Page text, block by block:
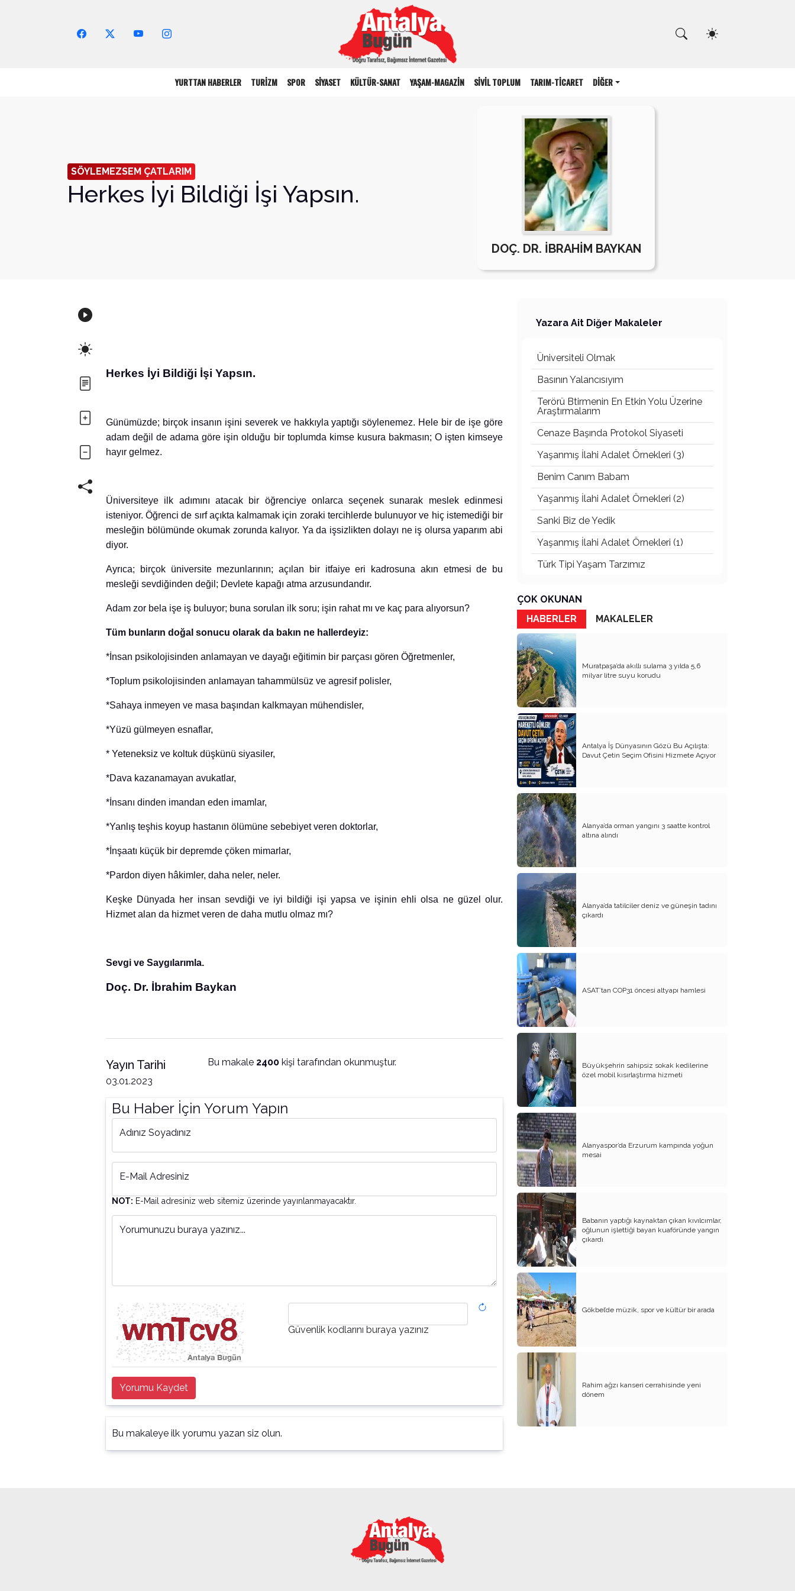
YURTTAN HABERLER TURİZM SPOR SİYASET KÜLTÜR-SANAT YAŞAM-MAGAZİN SİVİL TOPLUM TARIM-TİCARET DİĞER
SÖYLEMEZSEM ÇATLARIM
Herkes İyi Bildiği İşi Yapsın.
DOÇ. DR. İBRAHİM BAYKAN
Herkes İyi Bildiği İşi Yapsın.
Günümüzde; birçok insanın işini severek ve hakkıyla yaptığı söylenemez. Hele bir de işe göre
adam değil de adama göre işin olduğu bir toplumda kimse kusura bakmasın; O işten kimseye
hayır gelmez.
Üniversiteye ilk adımını atacak bir öğrenciye onlarca seçenek sunarak meslek edinmesi
isteniyor. Öğrenci de sırf açıkta kalmamak için zoraki tercihlerde bulunuyor ve hiç istemediği bir
mesleğin bölümünde okumak zorunda kalıyor. Ya da işsizlikten dolayı ne iş olursa yaparım abi
diyor.
Ayrıca; birçok üniversite mezunlarının; açılan bir itfaiye eri kadrosuna akın etmesi de bu
mesleği sevdiğinden değil; Devlete kapağı atma arzusundandır.
Adam zor bela işe iş buluyor; buna sorulan ilk soru; işin rahat mı ve kaç para alıyorsun?
Tüm bunların doğal sonucu olarak da bakın ne hallerdeyiz:
*İnsan psikolojisinden anlamayan ve dayağı eğitimin bir parçası gören Öğretmenler,
*Toplum psikolojisinden anlamayan tahammülsüz ve agresif polisler,
*Sahaya inmeyen ve masa başından kalkmayan mühendisler,
*Yüzü gülmeyen esnaflar,
* Yeteneksiz ve koltuk düşkünü siyasiler,
*Dava kazanamayan avukatlar,
*İnsanı dinden imandan eden imamlar,
*Yanlış teşhis koyup hastanın ölümüne sebebiyet veren doktorlar,
*İnşaatı küçük bir depremde çöken mimarlar,
*Pardon diyen hâkimler, daha neler, neler.
Keşke Dünyada her insan sevdiği ve iyi bildiği işi yapsa ve işinin ehli olsa ne güzel olur.
Hizmet alan da hizmet veren de daha mutlu olmaz mı?
Sevgi ve Saygılarımla.
Doç. Dr. İbrahim Baykan
Yayın Tarihi
03.01.2023
Bu makale 2400kişi tarafından okunmuştur.
Bu Haber İçin Yorum Yapın
Adınız Soyadınız
E-Mail Adresiniz
NOT: E-Mail adresiniz web sitemiz üzerinde yayınlanmayacaktır.
Yorumunuzu buraya yazınız...
Güvenlik kodlarını buraya yazınız
Yorumu Kaydet
Bu makaleye ilk yorumu yazan siz olun.
Yazara Ait Diğer Makaleler
Üniversiteli Olmak
Basının Yalancısıyım
Terörü Btirmenin En Etkin Yolu Üzerine
Araştırmalarım
Cenaze Başında Protokol Siyaseti
Yaşanmış İlahi Adalet Örnekleri (3)
Benim Canım Babam
Yaşanmış İlahi Adalet Örnekleri (2)
Sanki Biz de Yedik
Yaşanmış İlahi Adalet Örnekleri (1)
Türk Tipi Yaşam Tarzımız
Katil Ağaçlar
Keşke Herkes Sevdiği ve İyi Bildiği İşi
Yapsa
Veda Mektubum
Avm’ler Sinek Avlıyor
Hangi Gazetecilerin Günü?
Çok Para, Çok Bela
Geçen Yıldan Akılda Kalanlar
Yeni Yıl Duam
Çağımızın Hastalığı Madde Bağımlılığı
Yürek Burkan İsyanlarım
Organ Nakli ve Bağışı Hakkında
Görüşlerim
Suyumuz Isınıyor Haberiniz Olsun!!
Sözde Kadın Hakları Günü
Engellilerimize Engel Olmayalım
Öğretmenler Günü ve Eğitim
Sistemimiz
Kreşten Üniversiteye Tavsiyelerim
Binalar ve Zinalar
Altın Takı Mağdurları
Protokol
Modifiye Kadınlar
Evliliğin Anatomisi
Diyanet İşleri Hallet Şu İşleri
Mezarcı Hikmet’in Yürek Burkan Hayat
Hikayesi
Neşet Ertaş’ın Anısına
Canım Yurdum İnsanları - 1
Bu Yazım Sözde Değil Özde
Müslüman Olan Ülkeler İçindir!!
Aileme Duyduğum Özlem
Kırtasiye Vurgunu
Dijital Çağın Çocukları
Sıcak, Sıcak Çok Sıcak !!
FİKRET OTYAM’IN ANISINA
BİZDE KAÇ ROWAN VAR ACABA?
SANA NE!!
KADIN CİNAYETLERİNE FARKLI BİR
BAKIŞ
SUYUMUZ ISINIYOR
ÇOK OKUNAN
HABERLER
MAKALELER
Muratpaşa’da akıllı sulama 3 yılda 5,6
milyar litre suyu korudu
Antalya İş Dünyasının Gözü Bu Açılışta:
Davut Çetin Seçim Ofisini Hizmete Açıyor
Alanya’da orman yangını 3 saatte kontrol
altına alındı
Alanya’da tatilciler deniz ve güneşin tadını
çıkardı
ASAT’tan COP31 öncesi altyapı hamlesi
Büyükşehrin sahipsiz sokak kedilerine
özel mobil kısırlaştırma hizmeti
Alanyaspor’da Erzurum kampında yoğun
mesai
Babanın yaptığı kaynaktan çıkan kıvılcımlar,
oğlunun işlettiği bayan kuaföründe yangın
çıkardı
Gökbel’de müzik, spor ve kültür bir arada
Rahim ağzı kanseri cerrahisinde yeni
dönem
Arama Yap!